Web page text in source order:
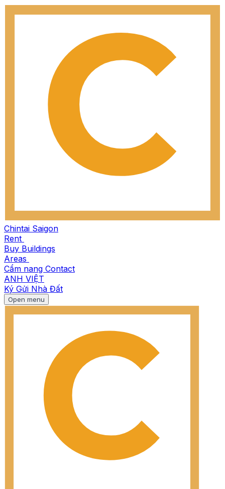
Chintai Saigon
Rent
Buy Buildings
Areas
Cẩm nang Contact
ANH VIỆT
Ký Gửi Nhà Đất
Open menu